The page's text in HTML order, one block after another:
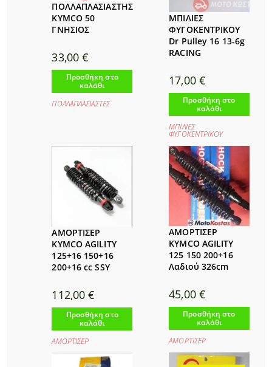
ΠΟΛΛΑΠΛΑΣΙΑΣΤΗΣ
KYMCO 50
ΓΝΗΣΙΟΣ
33,00€
Προσθήκη στο
καλάθι
ΠΟΛΛΑΠΛΑΣΙΑΣΤΕΣ
ΜΠΙΛΙΕΣ
ΦΥΓΟΚΕΝΤΡΙΚΟΥ
Dr Pulley 16 13-6g
RACING
17,00 €
Προσθήκη στο
καλάθι
ΜΠΙΛΙΕΣ
ΦΥΓΟΚΕΝΤΡΙΚΟΥ
ΑΜΟΡΤΙΣΕΡ
KYMCO AGILITY
125+16 150+16
200+16 cc SSY
112,00€
Προσθήκη στο
καλάθι
ΑΜΟΡΤΙΣΕΡ
ΑΜΟΡΤΙΣΕΡ
KYMCO AGILITY
125 150 200+16
Λαδιού 326cm
45,00 €
Προσθήκη στο
καλάθι
ΑΜΟΡΤΙΣΕΡ